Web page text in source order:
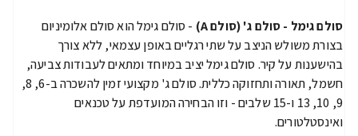
סולם גימל - סולם ג' (סולם A)
- סולם גימל הוא סולם אלומיניום
בצורת משולש הניצב על שתי רגליים באופן עצמאי, ללא צורך
בהישענות על קיר. סולם גימל יציב במיוחד ומתאים לעבודות צביעה,
חשמל, תאורה ותחזוקה כללית. סולם ג' מקצועי זמין להשכרה ב-6, 8,
9, 10, 13 ו-15 שלבים - וזו הבחירה המועדפת על טכנאים
ואינסטלטורים.